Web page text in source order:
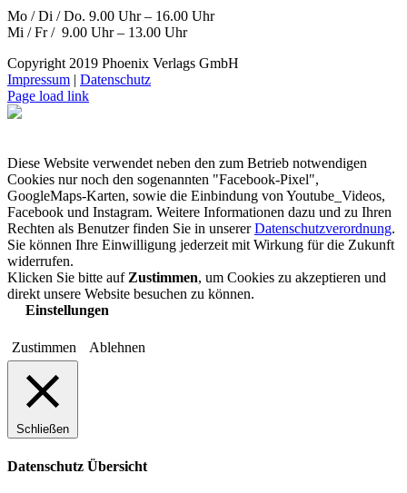
Mo / Di / Do. 9.00 Uhr – 16.00 Uhr
Mi / Fr / 9.00 Uhr – 13.00 Uhr
Copyright 2019 Phoenix Verlags GmbH
Impressum
Datenschutz
Page load link
Diese Website verwendet neben den zum Betrieb notwendigen
Cookies nur noch den sogenannten "Facebook-Pixel",
GoogleMaps-Karten, sowie die Einbindung von Youtube_Videos,
Facebook und Instagram. Weitere Informationen dazu und zu Ihren
Rechten als Benutzer finden Sie in unsererDatenschutzverordnung.
Sie können Ihre Einwilligung jederzeit mit Wirkung für die Zukunft
widerrufen.
Klicken Sie bitte aufZustimmen, um Cookies zu akzeptieren und
direkt unsere Website besuchen zu können.
Einstellungen
Zustimmen Ablehnen
Schließen
Datenschutz Übersicht